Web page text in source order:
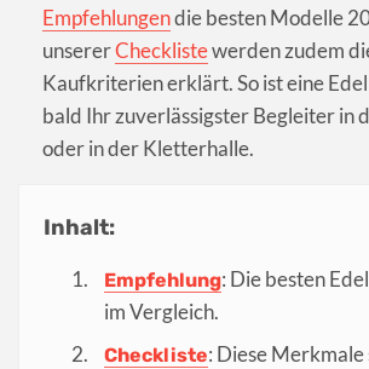
Empfehlungendie besten Modelle
unsererChecklistewerden zudem
Kaufkriterien erklärt. So ist eine
bald Ihr zuverlässigster Begleiter in
oder in der Kletterhalle.
Inhalt:
Empfehlung: Die besten
im Vergleich.
Checkliste: Diese Merkmale